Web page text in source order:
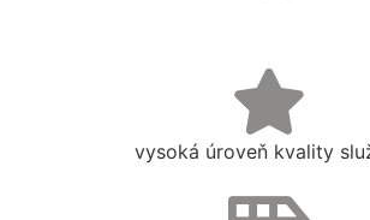
vysoká úroveň kvality